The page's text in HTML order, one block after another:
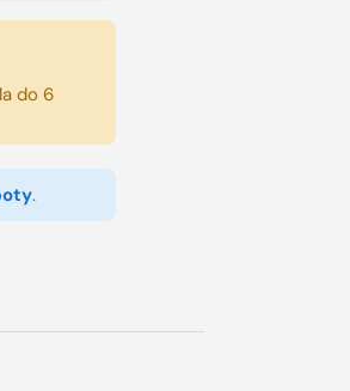
do 6
.